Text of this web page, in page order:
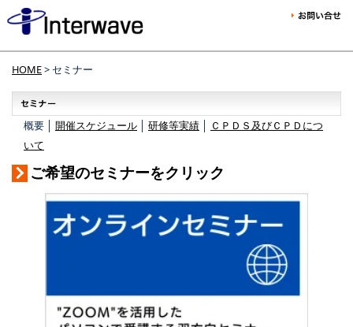
HOME> セミナー
概要 │ 開催スケジュール 研修等実績
ＣＰＤＳ及びＣＰＤにつ
いて
ご希望のセミナーをクリック